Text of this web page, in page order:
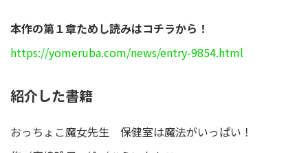
本作の第１章ためし読みはコチラから！
https://yomeruba.com/news/entry-9854.html
紹介した書籍
おっちょこ魔女先生 保健室は魔法がいっぱい！